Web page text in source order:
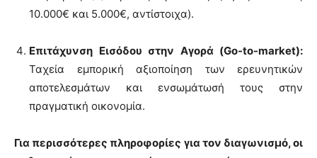
10.000€ και 5.000€, αντίστοιχα).
Επιτάχυνση Εισόδου στην Αγορά (Go-to-market):
Ταχεία εμπορική αξιοποίηση των ερευνητικών
αποτελεσμάτων και ενσωμάτωσή τους στην
πραγματική οικονομία.
Για περισσότερες πληροφορίες για τον διαγωνισμό, οι